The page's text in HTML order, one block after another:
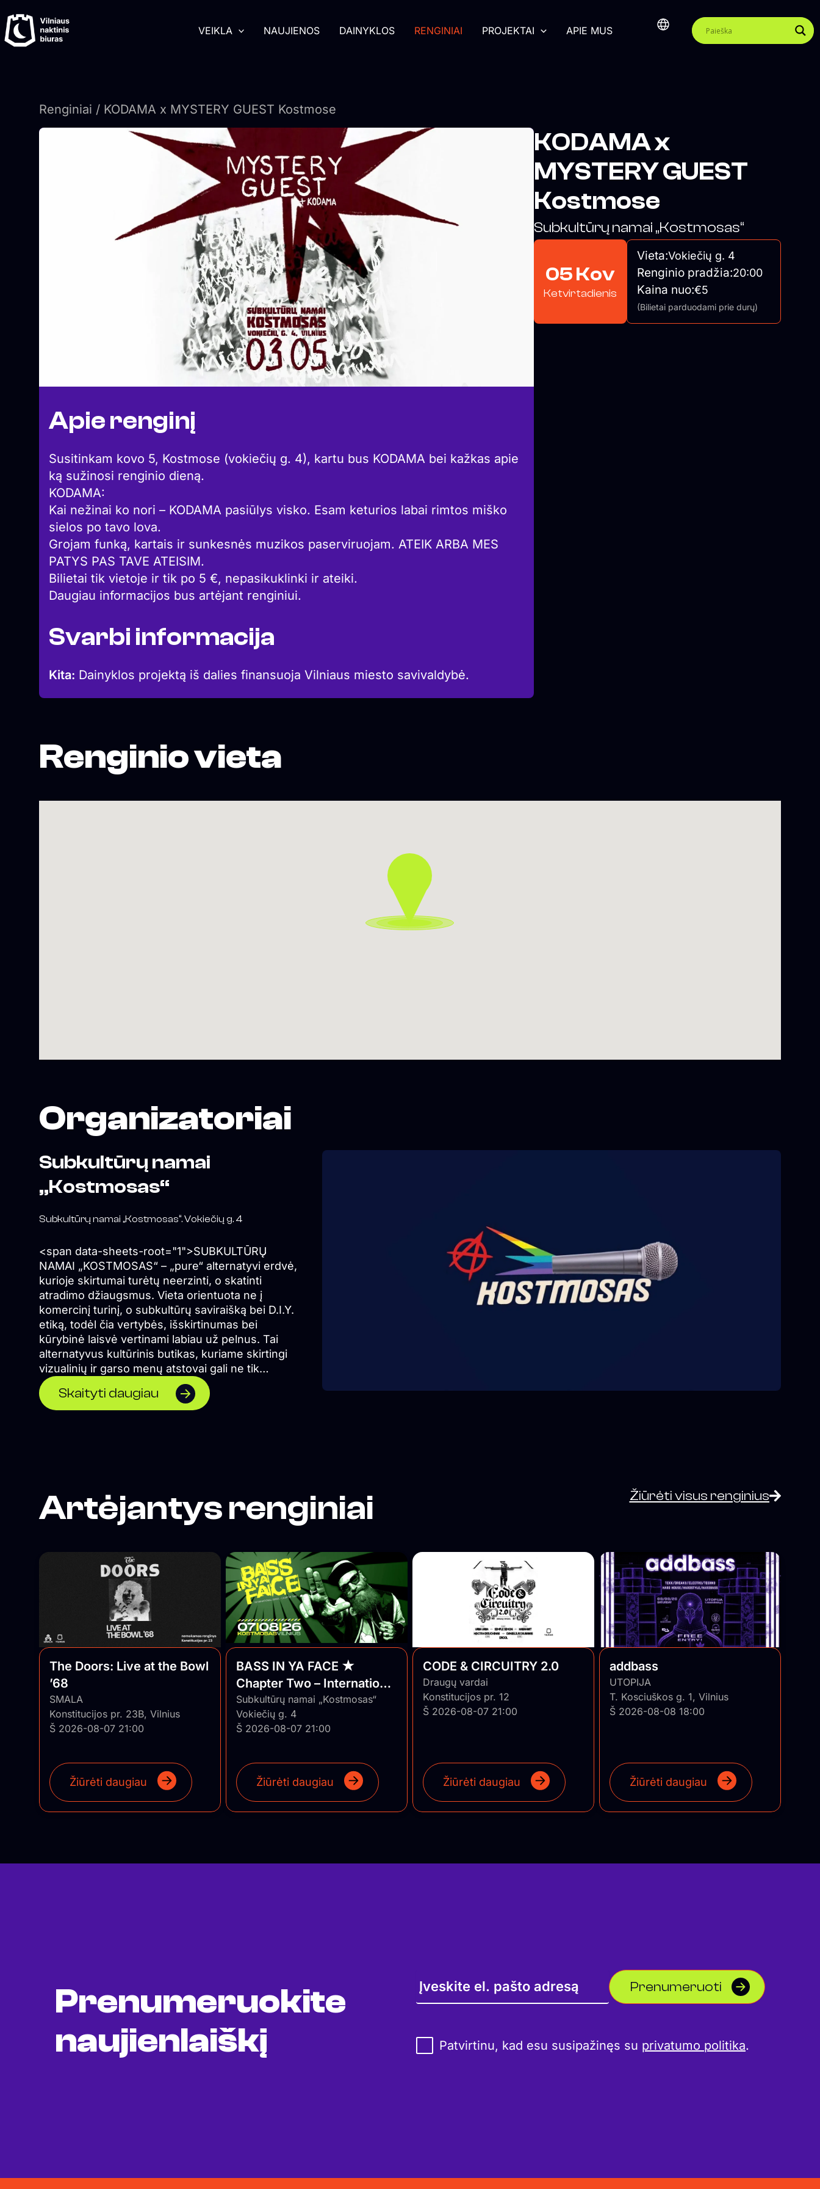
prie
turinio
VEIKLA NAUJIENOS DAINYKLOS RENGINIAI PROJEKTAI APIE MUS
Renginiai / KODAMA x MYSTERY GUEST Kostmose
Apie renginį
Susitinkam kovo 5, Kostmose (vokiečių g. 4), kartu bus KODAMA bei kažkas apie
ką sužinosi renginio dieną.
KODAMA:
Kai nežinai ko nori – KODAMA pasiūlys visko. Esam keturios labai rimtos miško
sielos po tavo lova.
Grojam funką, kartais ir sunkesnės muzikos paserviruojam. ATEIK ARBA MES
PATYS PAS TAVE ATEISIM.
Bilietai tik vietoje ir tik po 5 €, nepasikuklinki ir ateiki.
Daugiau informacijos bus artėjant renginiui.
Svarbi informacija
Kita: Dainyklos projektą iš dalies finansuoja Vilniaus miesto savivaldybė.
KODAMA x
MYSTERY GUEST
Kostmose
Subkultūrų namai „Kostmosas“
05 Kov
Ketvirtadienis
Vieta:Vokiečių g. 4
Renginio pradžia:20:00
Kaina nuo:€5
(Bilietai parduodami prie durų)
Renginio vieta
Organizatoriai
Subkultūrų namai
„Kostmosas“
Subkultūrų namai „Kostmosas“. Vokiečių g. 4
<span data-sheets-root="1">SUBKULTŪRŲ
NAMAI „KOSTMOSAS“ – „pure“ alternatyvi erdvė,
kurioje skirtumai turėtų neerzinti, o skatinti
atradimo džiaugsmus. Vieta orientuota ne į
komercinį turinį, o subkultūrų saviraišką bei D.I.Y.
etiką, todėl čia vertybės, išskirtinumas bei
kūrybinė laisvė vertinami labiau už pelnus. Tai
alternatyvus kultūrinis butikas, kuriame skirtingi
vizualinių ir garso menų atstovai gali ne tik
pristatyti savo darbus, bet ir čia pat juos kurti.
</span> Formuojame erdvę, kurioje naktinė
kultūra suvokiama ne vien kaip pramoga, o labiau
kūrėjai. Siekiame, kad tuo, ką darome susidomėtų
tiksliniai žmonės, todėl vieta neturi aiškiai
auditorija bei D.I.Y. etika paremtu viešinimu „iš
lūpų į lūpas“. Vienas iš projekto tikslų – grąžinti
turinio viršenybę prieš vartojimą. Kitas tikslas –
suburti bendruomenę, kurios pagalba panašūs
nekomerciniai projektai būtų sugrąžinti ir įskiepyti į
Lietuvos regionus.
Skaityti daugiau
Artėjantys renginiai Žiūrėti visus renginius
The Doors: Live at the Bowl
’68
SMALA
Konstitucijos pr. 23B, Vilnius
Š 2026-08-07 21:00
Žiūrėti daugiau
BASS IN YA FACE ★
Chapter Two – International
Series ★ Vilnius/Lithuania
Subkultūrų namai „Kostmosas“
Vokiečių g. 4
Š 2026-08-07 21:00
Žiūrėti daugiau
CODE & CIRCUITRY 2.0
Draugų vardai
Konstitucijos pr. 12
Š 2026-08-07 21:00
Žiūrėti daugiau
addbass
UTOPIJA
T. Kosciuškos g. 1, Vilnius
Š 2026-08-08 18:00
Žiūrėti daugiau
Prenumeruokite
naujienlaiškį
Prenumeruoti
Patvirtinu, kad esu susipažinęs su privatumo politika.